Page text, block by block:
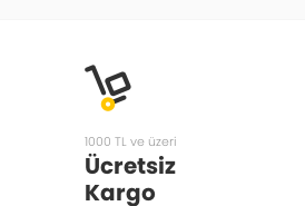
1000 TL ve üzeri
Ücretsiz
Kargo